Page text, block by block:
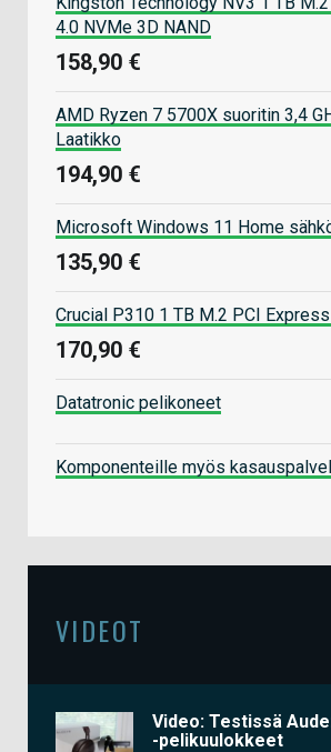
4.0 NVMe 3D NAND
158,90 €
AMD Ryzen 7 5700X suoritin 3,4
Laatikko
194,90 €
Microsoft Windows 11 Home
135,90 €
Crucial P310 1 TB M.2 PCI
170,90 €
Datatronic pelikoneet
Komponenteille myös
VIDEOT
Video: Testissä
-pelikuulokkeet